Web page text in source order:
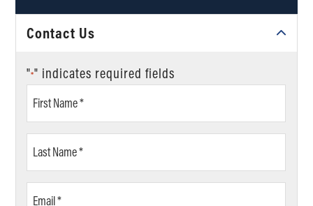
Contact Us
"*" indicates required fields
Name
Name